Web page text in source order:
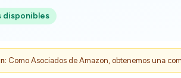
disponibles
Como Asociados de Amazon, obtenemos una